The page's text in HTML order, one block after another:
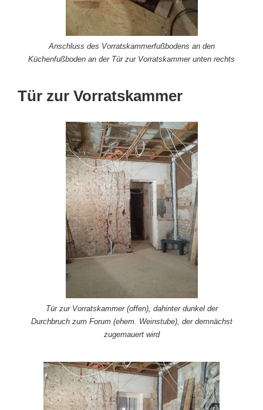
Anschluss des Vorratskammerfußbodens an den
Küchenfußboden an der Tür zur Vorratskammer unten rechts
Tür zur Vorratskammer
Tür zur Vorratskammer (offen), dahinter dunkel der
Durchbruch zum Forum (ehem. Weinstube), der demnächst
zugemauert wird